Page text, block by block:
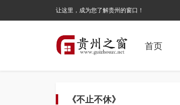
让这里，成为您了解贵州的窗口！
首页
《不止不休》